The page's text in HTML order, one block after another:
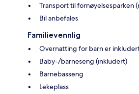
Transport til fornøyelsesparken
Bil anbefales
Familievennlig
Overnatting for barn er
Baby-/barneseng (inkludert)
Barnebasseng
Lekeplass